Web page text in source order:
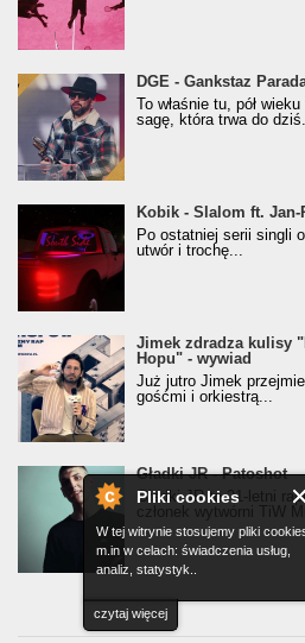
Pliki cookies
W tej witrynie stosujemy pliki
m.in w celach: świadczenia usług,
analiz, statystyk..
czytaj więcej
donGURALesko z nagrodą
Klasyczny/Trueschoolowy
(Popkillery 2023)
DGE - Gankstaz
To właśnie tu, pół
sagę, która trwa do
Kobik - Slalom ft. Jan-
[Official Music Visualiser]
Kobik - Slalom ft.
Po ostatniej serii singli
utwór i trochę...
Jimek zdradza kulisy
Hopu" - wywiad
Jimek zdradza kulisy
Hopu" - wywiad
Już jutro Jimek
gośćmi i orkiestrą...
Gładki JR - Patoshot
Gładki JR - Patoshot
Gładki JR to 21-letni
członek wytwórni TiW